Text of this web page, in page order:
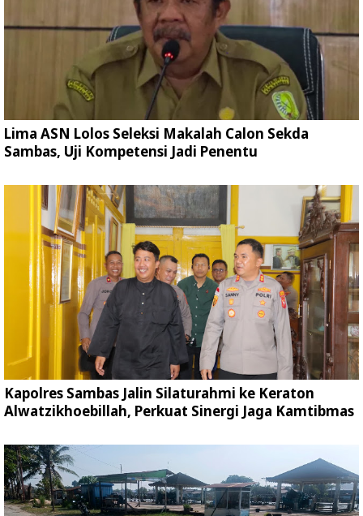
Lima ASN Lolos Seleksi Makalah Calon Sekda
Sambas, Uji Kompetensi Jadi Penentu
Kapolres Sambas Jalin Silaturahmi ke Keraton
Alwatzikhoebillah, Perkuat Sinergi Jaga Kamtibmas